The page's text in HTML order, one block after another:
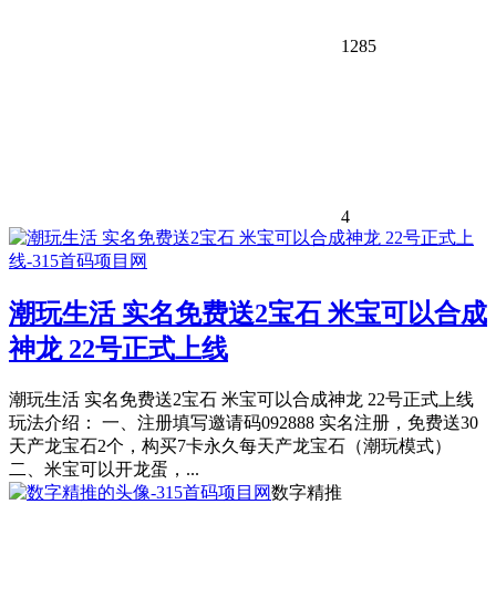
1285
4
潮玩生活 实名免费送2宝石 米宝可以合成
神龙 22号正式上线
潮玩生活 实名免费送2宝石 米宝可以合成神龙 22号正式上线
玩法介绍： 一、注册填写邀请码092888 实名注册，免费送30
天产龙宝石2个，构买7卡永久每天产龙宝石（潮玩模式）
二、米宝可以开龙蛋，...
数字精推